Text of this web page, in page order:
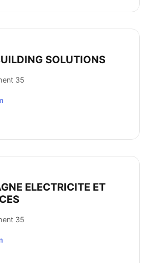
SOLUTIONS
35
ELECTRICITE ET
35